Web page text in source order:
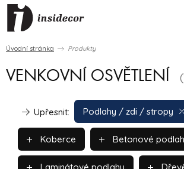
Úvodní stránka Produkty
VENKOVNÍ OSVĚTLENÍ
Podlahy / zdi / stropy
Upřesnit:
Koberce Betonové